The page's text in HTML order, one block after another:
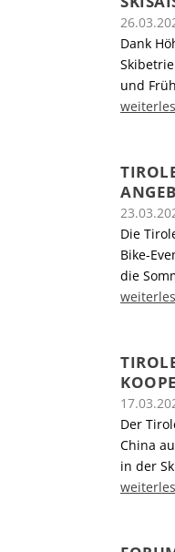
Dank
und
Die
Bike-
die
Der
China
in der